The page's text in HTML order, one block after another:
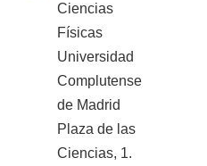
Ciencias
Físicas
Universidad
Complutense
de Madrid
Plaza de las
Ciencias, 1.